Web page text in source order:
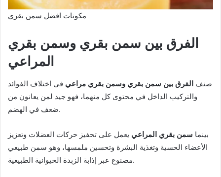
مكونات افضل سمن بقري
الفرق بين سمن بقري وسمن بقري
المراعي
صنف الفرق بين سمن بقري وسمن بقري مراعي في اختلاف الفوائد
والتركيب الداخل في محتوى كل منهما، فهو جيد لمن يعانون من
ضعف في الهضم.
بينما سمن بقري المراعي يعمل على تحفيز حركات العضلات وتعزيز
الأعضاء الحسية وتغذية البشرة وتحسين ملمسها، وهو سمن طبيعي
مصنوع عبر إذابة الزبدة الحيوانية الطبيعية.